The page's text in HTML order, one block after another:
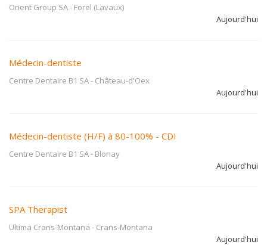
Orient Group SA- Forel (Lavaux)
Aujourd'hui
Médecin-dentiste
Centre Dentaire B1 SA- Château-d'Oex
Aujourd'hui
Médecin-dentiste (H/F) à 80-100% - CDI
Centre Dentaire B1 SA- Blonay
Aujourd'hui
SPA Therapist
Ultima Crans-Montana - Crans-Montana
Aujourd'hui